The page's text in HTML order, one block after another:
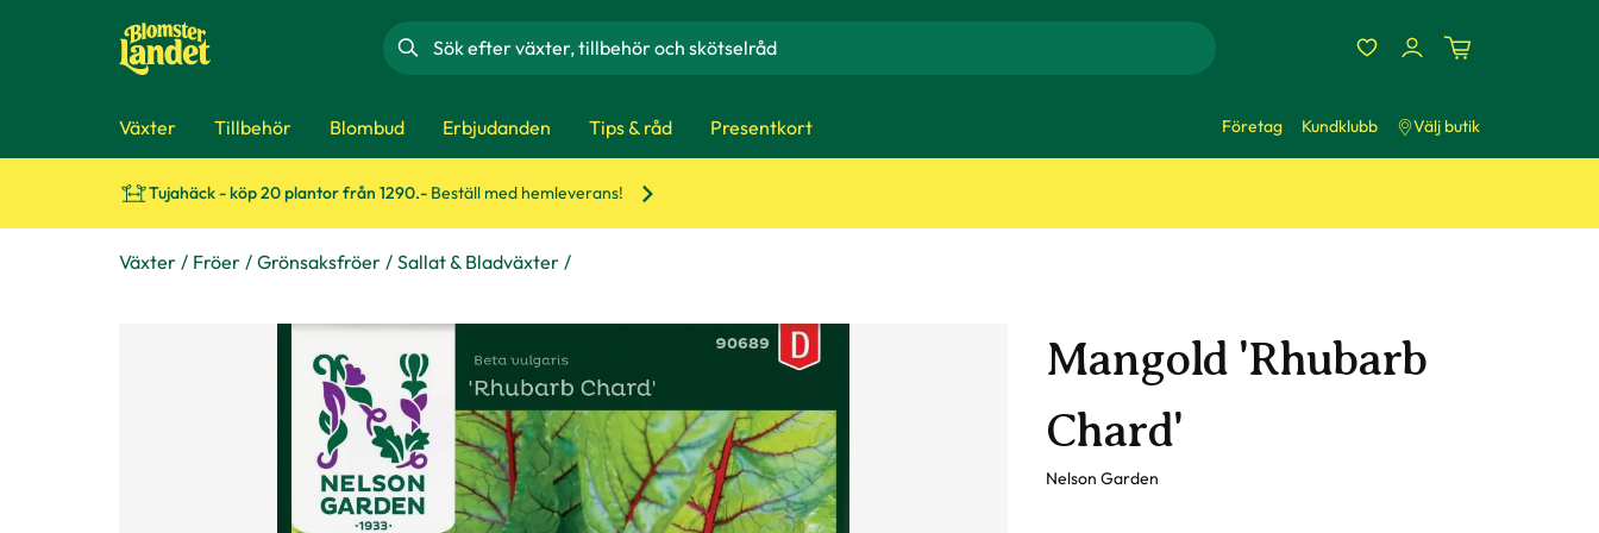
Sök
Växter Tillbehör Blombud Erbjudanden Tips & råd Presentkort Företag Kundklubb Välj butik
Tujahäck - köp 20 plantor från 1290.- Beställ med hemleverans!
Växter Fröer Grönsaksfröer Sallat & Bladväxter
Mangold 'Rhubarb
Chard'
Nelson Garden